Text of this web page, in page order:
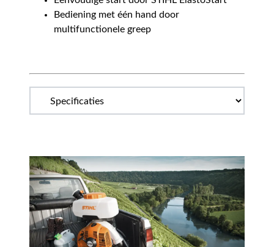
Bediening met één hand door
multifunctionele greep